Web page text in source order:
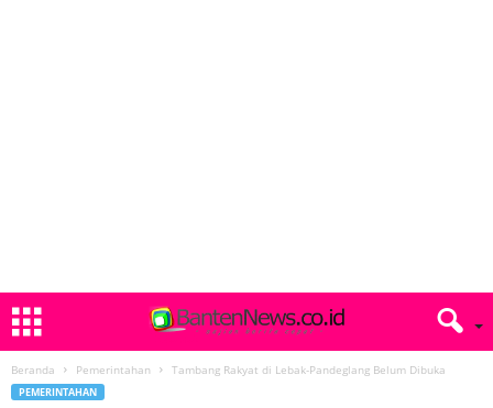
Beranda Pemerintahan Tambang Rakyat di Lebak-Pandeglang Belum Dibuka
PEMERINTAHAN